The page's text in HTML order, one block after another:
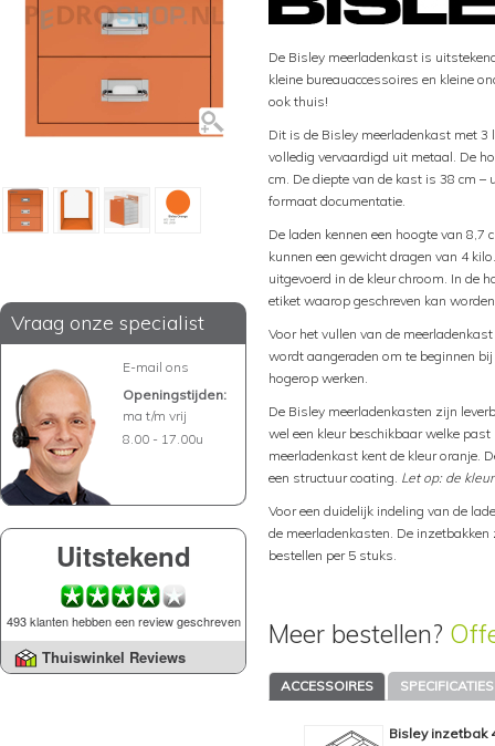
Vraag onze specialist
E-mail ons
Openingstijden:
ma t/m vrij
8.00 - 17.00u
Uitstekend
493 klanten hebben een review geschreven
Thuiswinkel Reviews
De Bisley meerladenkast is
kleine bureauaccessoires en kleine
ook thuis!
Dit is de Bisley meerladenkast met
volledig vervaardigd uit metaal. De
cm. De diepte van de kast is 38 cm
formaat documentatie.
De laden kennen een hoogte van
kunnen een gewicht dragen van 4
uitgevoerd in de kleur chroom. In de
etiket waarop geschreven kan
Voor het vullen van de
wordt aangeraden om te beginnen
hogerop werken.
De Bisley meerladenkasten zijn
wel een kleur beschikbaar welke
meerladenkast kent de kleur oranje.
een structuur coating. Let op: de
Voor een duidelijk indeling van de
de meerladenkasten. De
bestellen per 5 stuks.
Meer bestellen?
ACCESSOIRES SPECIFICATIES
Bisley inzetbak